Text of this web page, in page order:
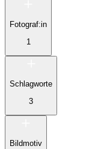
Fotograf:in
1
Schlagworte
3
Bildmotiv